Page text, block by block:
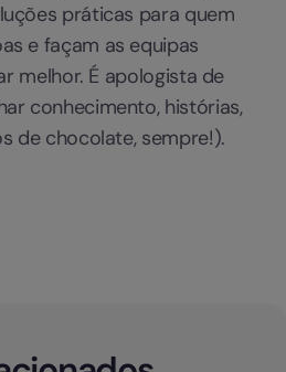
práticas para quem
e façam as equipas
melhor. É apologista de
conhecimento, histórias,
de chocolate, sempre!).